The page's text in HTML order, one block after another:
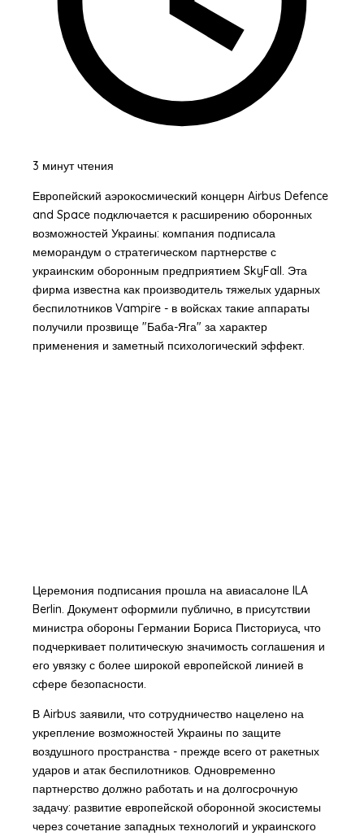
3 минут чтения
Европейский аэрокосмический концерн Airbus Defence
and Space подключается к расширению оборонных
возможностей Украины: компания подписала
меморандум о стратегическом партнерстве с
украинским оборонным предприятием SkyFall. Эта
фирма известна как производитель тяжелых ударных
беспилотников Vampire - в войсках такие аппараты
получили прозвище "Баба-Яга" за характер
применения и заметный психологический эффект.
Церемония подписания прошла на авиасалоне ILA
Berlin. Документ оформили публично, в присутствии
министра обороны Германии Бориса Писториуса, что
подчеркивает политическую значимость соглашения и
его увязку с более широкой европейской линией в
сфере безопасности.
В Airbus заявили, что сотрудничество нацелено на
укрепление возможностей Украины по защите
воздушного пространства - прежде всего от ракетных
ударов и атак беспилотников. Одновременно
партнерство должно работать и на долгосрочную
задачу: развитие европейской оборонной экосистемы
через сочетание западных технологий и украинского